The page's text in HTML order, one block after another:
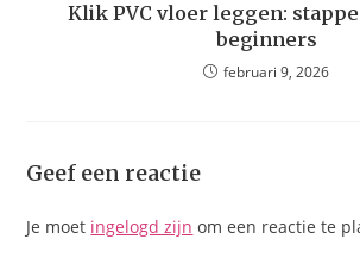
Klik PVC vloer leggen:
beginners
februari 9, 2026
Geef een reactie
Je moet ingelogd zijn om een reactie te